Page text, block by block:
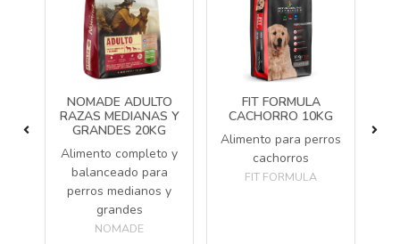
NOMADE ADULTO
RAZAS MEDIANAS Y
GRANDES 20KG
Alimento completo y
balanceado para
perros medianos y
grandes
NOMADE
FIT FORMULA
CACHORRO 10KG
Alimento para perros
cachorros
FIT FORMULA